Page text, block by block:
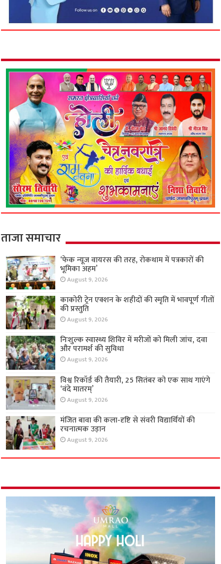
ताजा समाचार
‘फेक न्यूज वायरस की तरह, रोकथाम में पत्रकारों की
भूमिका अहम’
August 9, 2026
काकोरी ट्रेन एक्शन के शहीदों की स्मृति में भावपूर्ण गीतों
की प्रस्तुति
August 9, 2026
निःशुल्क स्वास्थ्य शिविर में मरीजों को मिली जांच, दवा
और परामर्श की सुविधा
August 9, 2026
विश्व रिकॉर्ड की तैयारी, 25 सितंबर को एक साथ गाएंगे
‘वंदे मातरम्’
August 9, 2026
मंजित बावा की कला-दृष्टि से संवरी विद्यार्थियों की
रचनात्मक उड़ान
August 9, 2026